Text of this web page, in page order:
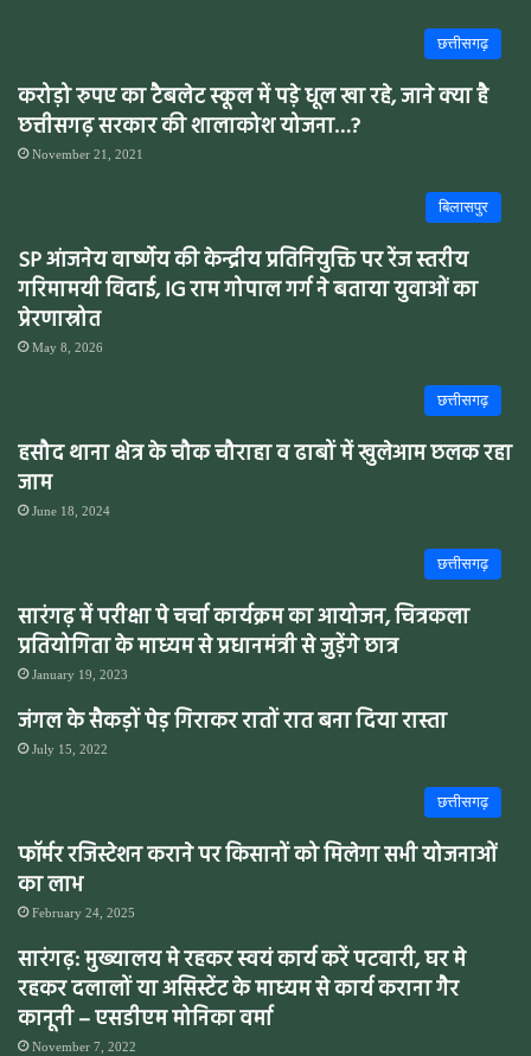
छत्तीसगढ़
करोड़ो रुपए का टैबलेट स्कूल में पड़े धूल खा रहे, जाने क्या है
छत्तीसगढ़ सरकार की शालाकोश योजना…?
November 21, 2021
बिलासपुर
SP आंजनेय वार्ष्णेय की केन्द्रीय प्रतिनियुक्ति पर रेंज स्तरीय
गरिमामयी विदाई, IG राम गोपाल गर्ग ने बताया युवाओं का
प्रेरणास्रोत
May 8, 2026
छत्तीसगढ़
हसौद थाना क्षेत्र के चौक चौराहा व ढाबों में खुलेआम छलक रहा
जाम
June 18, 2024
छत्तीसगढ़
सारंगढ़ में परीक्षा पे चर्चा कार्यक्रम का आयोजन, चित्रकला
प्रतियोगिता के माध्यम से प्रधानमंत्री से जुड़ेंगे छात्र
January 19, 2023
जंगल के सैकड़ों पेड़ गिराकर रातों रात बना दिया रास्ता
July 15, 2022
छत्तीसगढ़
फॉर्मर रजिस्टेशन कराने पर किसानों को मिलेगा सभी योजनाओं
का लाभ
February 24, 2025
सारंगढ़: मुख्यालय मे रहकर स्वयं कार्य करें पटवारी, घर मे
रहकर दलालों या असिस्टेंट के माध्यम से कार्य कराना गैर
कानूनी – एसडीएम मोनिका वर्मा
November 7, 2022